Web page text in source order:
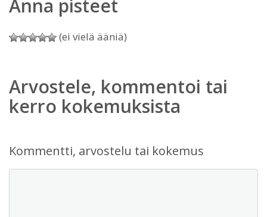
Anna pisteet
(ei vielä ääniä)
Arvostele, kommentoi tai
kerro kokemuksista
Kommentti, arvostelu tai kokemus